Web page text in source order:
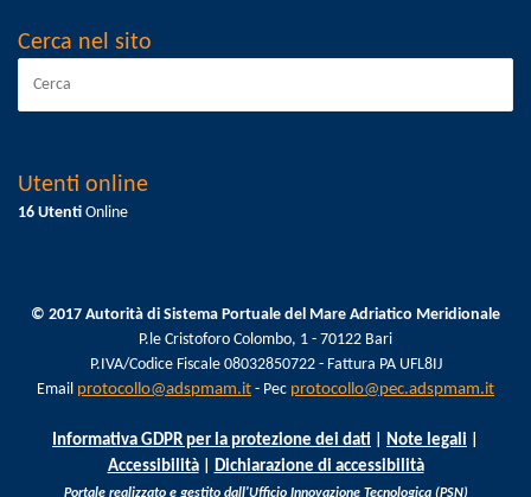
Cerca nel sito
Utenti online
16 Utenti Online
© 2017 Autorità di Sistema Portuale del Mare Adriatico Meridionale
P.le Cristoforo Colombo, 1 - 70122 Bari
P.IVA/Codice Fiscale 08032850722 - Fattura PA UFL8IJ
Email protocollo@adspmam.it - Pec protocollo@pec.adspmam.it
Informativa GDPR per la protezione dei dati Note legali
Accessibilità| Dichiarazione di accessibilità
Portale realizzato e gestito dall'Ufficio Innovazione Tecnologica (PSN)